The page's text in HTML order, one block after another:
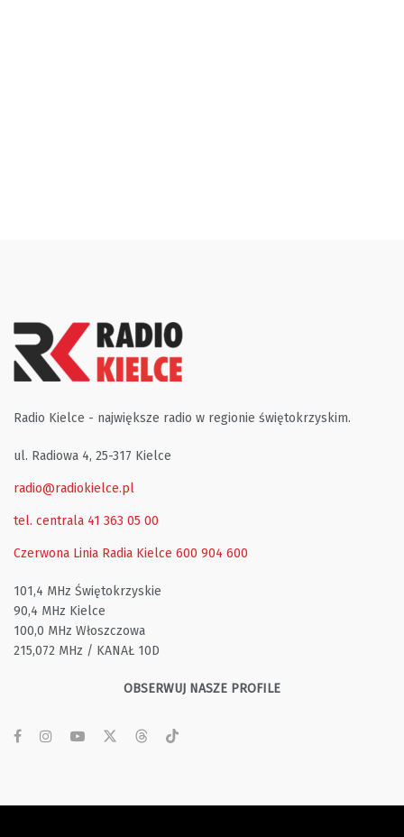
Radio Kielce - największe radio w regionie świętokrzyskim.
ul. Radiowa 4, 25-317 Kielce
radio@radiokielce.pl
tel. centrala 41 363 05 00
Czerwona Linia Radia Kielce 600 904 600
101,4 MHz Świętokrzyskie
90,4 MHz Kielce
100,0 MHz Włoszczowa
215,072 MHz / KANAŁ 10D
OBSERWUJ NASZE PROFILE